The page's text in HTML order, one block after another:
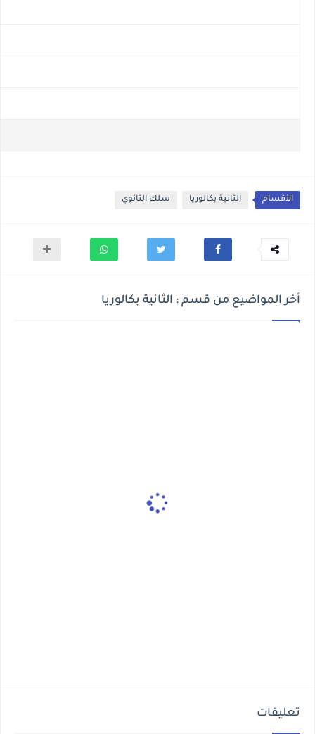
الأقسام الثانية بكالوريا سلك الثانوي
أخر المواضيع من قسم : الثانية بكالوريا
تعليقات